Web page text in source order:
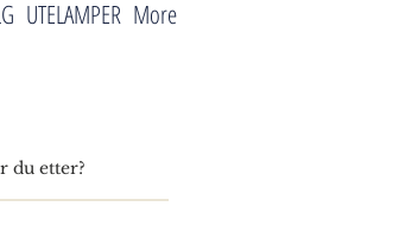
UTELAMPER More